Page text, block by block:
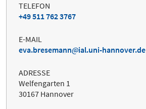
TELEFON
+49 511 762 3767
E-MAIL
eva.bresemann
ial.uni-hannover.de
ADRESSE
Welfengarten 1
30167 Hannover